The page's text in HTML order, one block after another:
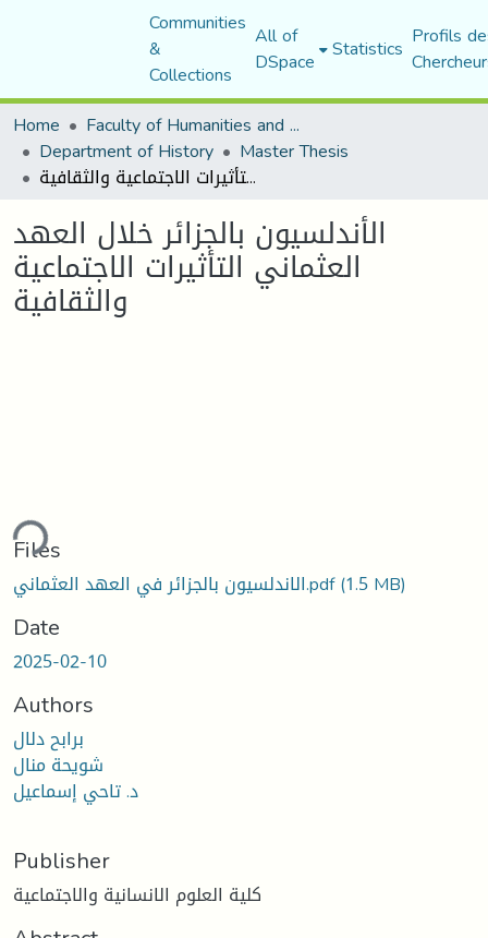
Communities
&
Collections
All of
DSpace Statistics Profils
Home
Faculty of Humanities and Social Sciences
Department of History Master Thesis
الأندلسيون بالجزائر خلال العهد العثماني التأثيرات الاجتماعية والثقافية
الأندلسيون بالجزائر خلال العهد
العثماني التأثيرات الاجتماعية
والثقافية
Files
الاندلسيون بالجزائر في العهد العثماني.pdf(1.5 MB)
Date
2025-02-10
Authors
برابح دلال
شويحة منال
د. تاحي إسماعيل
Publisher
كلية العلوم الانسانية والاجتماعية